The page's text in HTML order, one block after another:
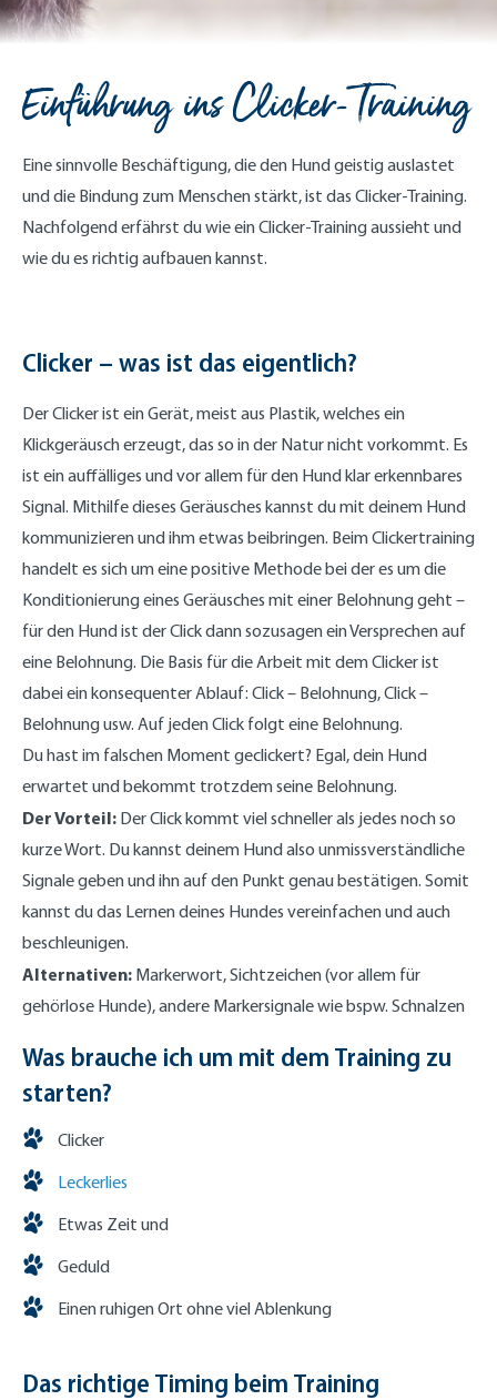
Einführung ins Clicker-Training
Eine sinnvolle Beschäftigung, die den Hund geistig auslastet
und die Bindung zum Menschen stärkt, ist das Clicker-Training.
Nachfolgend erfährst du wie ein Clicker-Training aussieht und
wie du es richtig aufbauen kannst.
Clicker – was ist das eigentlich?
Der Clicker ist ein Gerät, meist aus Plastik, welches ein
Klickgeräusch erzeugt, das so in der Natur nicht vorkommt. Es
ist ein auffälliges und vor allem für den Hund klar erkennbares
Signal. Mithilfe dieses Geräusches kannst du mit deinem Hund
kommunizieren und ihm etwas beibringen. Beim Clickertraining
handelt es sich um eine positive Methode bei der es um die
Konditionierung eines Geräusches mit einer Belohnung geht –
für den Hund ist der Click dann sozusagen ein Versprechen auf
eine Belohnung. Die Basis für die Arbeit mit dem Clicker ist
dabei ein konsequenter Ablauf: Click – Belohnung, Click –
Belohnung usw. Auf jeden Click folgt eine Belohnung.
Du hast im falschen Moment geclickert? Egal, dein Hund
erwartet und bekommt trotzdem seine Belohnung.
Der Vorteil: Der Click kommt viel schneller als jedes noch so
kurze Wort. Du kannst deinem Hund also unmissverständliche
Signale geben und ihn auf den Punkt genau bestätigen. Somit
kannst du das Lernen deines Hundes vereinfachen und auch
beschleunigen.
Alternativen: Markerwort, Sichtzeichen (vor allem für
gehörlose Hunde), andere Markersignale wie bspw. Schnalzen
Was brauche ich um mit dem Training zu
starten?
Clicker
Leckerlies
Etwas Zeit und
Geduld
Einen ruhigen Ort ohne viel Ablenkung
Das richtige Timing beim Training